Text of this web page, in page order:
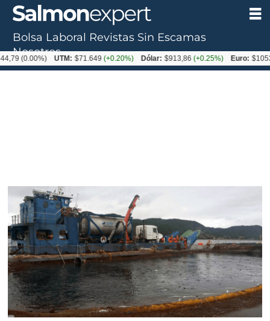
Bolsa Laboral Revistas Sin Escamas
Nosotros
UTM: $71.649(+0.20%) Dólar: $913,86(+0.25%) Euro: $1053,08(-